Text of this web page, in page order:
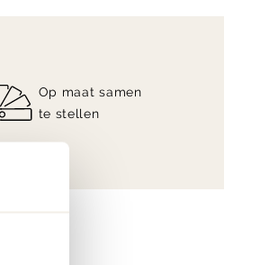
Op maat samen
te stellen